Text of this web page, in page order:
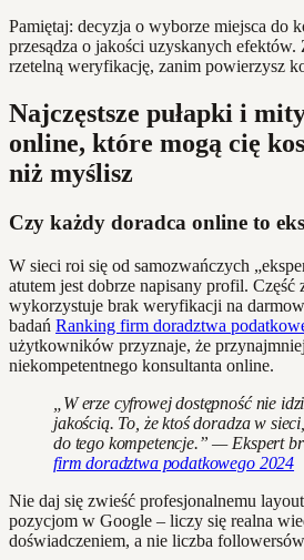
Pamiętaj: decyzja o wyborze miejsca do
przesądza o jakości uzyskanych
rzetelną weryfikację, zanim powierzysz
Najczęstsze pułapki i
online, które mogą cię
niż myślisz
Czy każdy doradca online to
W sieci roi się od samozwańczych
atutem jest dobrze napisany profil. Część
wykorzystuje brak weryfikacji na
badań Ranking firm doradztwa
użytkowników przyznaje, że
niekompetentnego konsultanta online.
„W erze cyfrowej dostępność nie
jakością. To, że ktoś doradza w
do tego kompetencje.” — Ekspert
firm doradztwa podatkowego 2024
Nie daj się zwieść profesjonalnemu
pozycjom w Google – liczy się realna
doświadczeniem, a nie liczba